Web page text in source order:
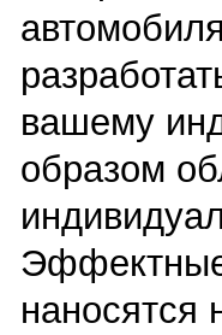
вашему
образом
наносятся